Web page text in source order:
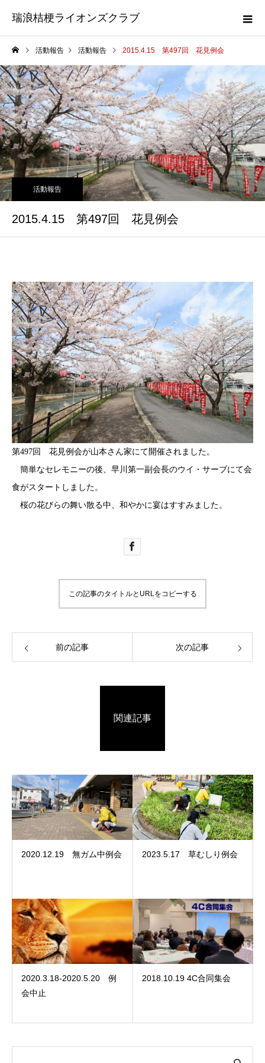
瑞浪桔梗ライオンズクラブ
活動報告 活動報告 2015.4.15 第497回 花見例会
活動報告
2015.4.15 第497回 花見例会
第497回 花見例会が山本さん家にて開催されました。
簡単なセレモニーの後、早川第一副会長のウイ・サーブにて会
食がスタートしました。
桜の花びらの舞い散る中、和やかに宴はすすみました。
この記事のタイトルとURLをコピーする
前の記事 次の記事
関連記事
2020.12.19 無ガム中例会 2023.5.17 草むしり例会
2020.3.18-2020.5.20 例
会中止
2018.10.19 4C合同集会